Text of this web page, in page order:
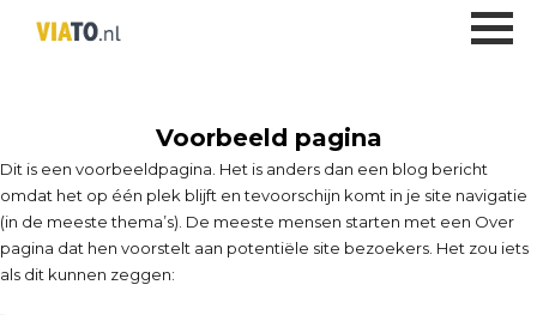
Voorbeeld pagina
Dit is een voorbeeldpagina. Het is anders dan een blog bericht
omdat het op één plek blijft en tevoorschijn komt in je site navigatie
(in de meeste thema’s). De meeste mensen starten met een Over
pagina dat hen voorstelt aan potentiële site bezoekers. Het zou iets
als dit kunnen zeggen: